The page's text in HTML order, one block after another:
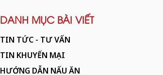
DANH MỤC BÀI VIẾT
TIN TỨC - TƯ VẤN
TIN KHUYẾN MẠI
HƯỚNG DẪN NẤU ĂN